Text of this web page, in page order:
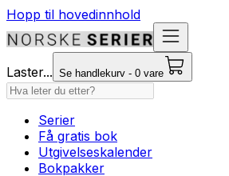
Hopp til hovedinnhold
Laster... Se handlekurv - 0 vare
Serier
Få gratis bok
Utgivelseskalender
Bokpakker